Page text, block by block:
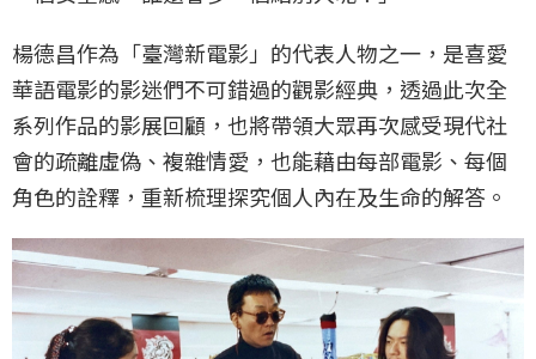
楊德昌作為「臺灣新電影」的代表人物之一，是喜愛
華語電影的影迷們不可錯過的觀影經典，透過此次全
系列作品的影展回顧，也將帶領大眾再次感受現代社
會的疏離虛偽、複雜情愛，也能藉由每部電影、每個
角色的詮釋，重新梳理探究個人內在及生命的解答。